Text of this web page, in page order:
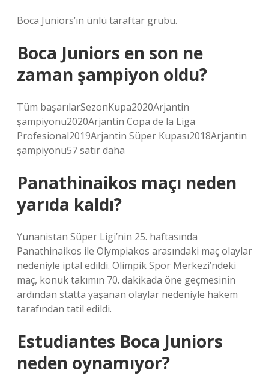
Boca Juniors’ın ünlü taraftar grubu.
Boca Juniors en son ne
zaman şampiyon oldu?
Tüm başarılarSezonKupa2020Arjantin
şampiyonu2020Arjantin Copa de la Liga
Profesional2019Arjantin Süper Kupası2018Arjantin
şampiyonu57 satır daha
Panathinaikos maçı neden
yarıda kaldı?
Yunanistan Süper Ligi’nin 25. haftasında
Panathinaikos ile Olympiakos arasındaki maç olaylar
nedeniyle iptal edildi. Olimpik Spor Merkezi’ndeki
maç, konuk takımın 70. dakikada öne geçmesinin
ardından statta yaşanan olaylar nedeniyle hakem
tarafından tatil edildi.
Estudiantes Boca Juniors
neden oynamıyor?